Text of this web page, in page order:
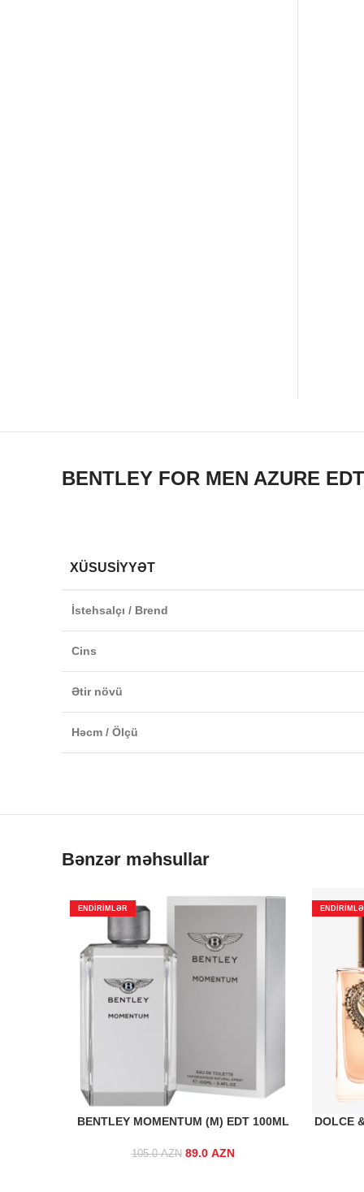
BENTLEY FOR MEN AZURE
XÜSUSIYYƏT
İstehsalçı / Brend
Cins
Ətir növü
Həcm / Ölçü
Bənzər məhsullar
ENDIRIMLƏR
BENTLEY MOMENTUM (M) EDT 100ML
105.0AZN
Original price was:
89.0 AZN
DOLCE